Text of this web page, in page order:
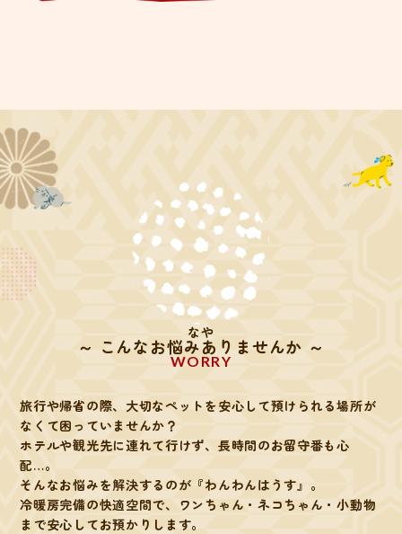
なや
～ こんなお悩みありませんか ～
WORRY
旅行や帰省の際、大切なペットを安心して預けられる場所が
なくて困っていませんか？
ホテルや観光先に連れて行けず、長時間のお留守番も心
配…。
そんなお悩みを解決するのが『わんわんはうす』。
冷暖房完備の快適空間で、ワンちゃん・ネコちゃん・小動物
まで安心してお預かりします。